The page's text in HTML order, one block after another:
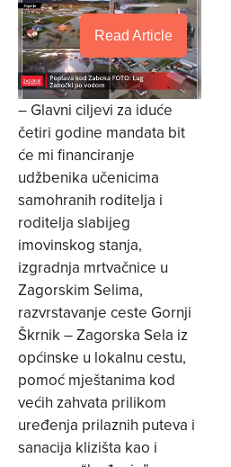
Read Article
– Glavni ciljevi za iduće
četiri godine mandata bit
će mi financiranje
udžbenika učenicima
samohranih roditelja i
roditelja slabijeg
imovinskog stanja,
izgradnja mrtvačnice u
Zagorskim Selima,
razvrstavanje ceste Gornji
Škrnik – Zagorska Sela iz
općinske u lokalnu cestu,
pomoć mještanima kod
većih zahvata prilikom
uređenja prilaznih puteva i
sanacija klizišta kao i